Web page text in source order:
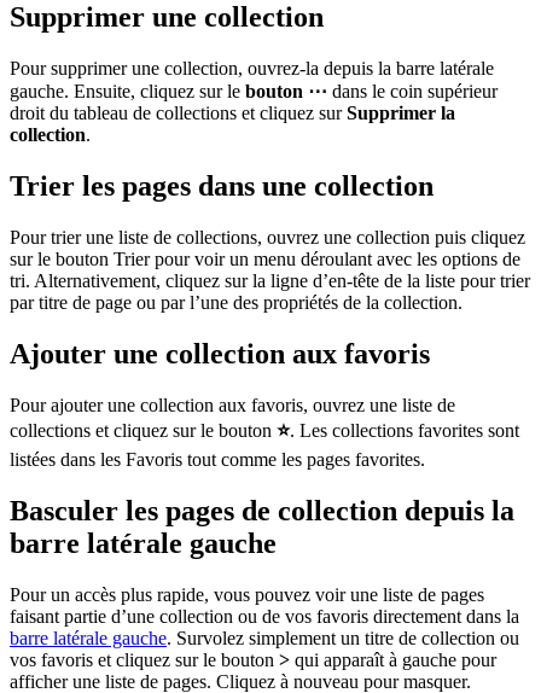
Supprimer une collection
Pour supprimer une collection, ouvrez-la depuis la barre latérale
gauche. Ensuite, cliquez sur le bouton ⋯ dans le coin supérieur
droit du tableau de collections et cliquez surSupprimer la
collection.
Trier les pages dans une collection
Pour trier une liste de collections, ouvrez une collection puis cliquez
sur le bouton Trier pour voir un menu déroulant avec les options de
tri. Alternativement, cliquez sur la ligne d’en-tête de la liste pour trier
par titre de page ou par l’une des propriétés de la collection.
Ajouter une collection aux favoris
Pour ajouter une collection aux favoris, ouvrez une liste de
collections et cliquez sur le bouton ⭐. Les collections favorites sont
listées dans les Favoris tout comme les pages favorites.
Basculer les pages de collection depuis la
barre latérale gauche
Pour un accès plus rapide, vous pouvez voir une liste de pages
faisant partie d’une collection ou de vos favoris directement dans la
barre latérale gauche. Survolez simplement un titre de collection ou
vos favoris et cliquez sur le bouton > qui apparaît à gauche pour
afficher une liste de pages. Cliquez à nouveau pour masquer.